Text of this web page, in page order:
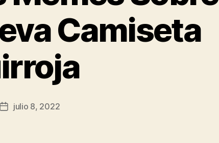
Camiseta
Fechajulio 8, 2022